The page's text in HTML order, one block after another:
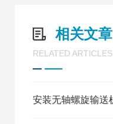
相关文章
RELATED ARTICLES